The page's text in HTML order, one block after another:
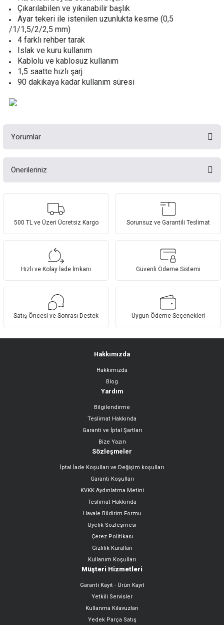
Çıkarılabilen ve yıkanabilir başlık
Ayar tekeri ile istenilen uzunlukta kesme (0,5
/1/1,5/2/2,5 mm)
4 farklı rehber tarak
Islak ve kuru kullanım
Kablolu ve kablosuz kullanım
1,5 saatte hızlı şarj
90 dakikaya kadar kullanım süresi
Yorumlar
berber dükkani
sessiz çalışma kesimde takılma hiç yok tarak ayarlarına alışmak lazım
alınabilecek bir alet
U... Y... | 02/04/2023
Yorum Yaz
Önerileriniz
Bu ürünün fiyat bilgisi, resim, ürün açıklamalarında ve diğer konularda
yetersiz gördüğünüz noktaları öneri formunu kullanarak tarafımıza
Görüş ve önerileriniz için teşekkür ederiz.
Ürün resmi kalitesiz, bozuk veya görüntülenemiyor.
Ürün açıklamasında eksik bilgiler bulunuyor.
Bu ürüne benzer farklı alternatifler olmalı.
Gönder
500 TL ve Üzeri Ücretsiz Kargo Sorunsuz ve Garantili Teslimat
Hızlı ve Kolay İade İmkanı Güvenli Ödeme Sistemi
Satış Öncesi ve Sonrası Destek Uygun Ödeme Seçenekleri
Hakkımızda
Hakkımızda
Blog
Yardım
Bilgilendirme
Teslimat Hakkında
Garanti ve İptal Şartları
Bize Yazın
Sözleşmeler
İptal İade Koşulları ve Değişim koşulları
Garanti Koşulları
KVKK Aydınlatma Metini
Teslimat Hakkında
Havale Bildirim Formu
Üyelik Sözleşmesi
Çerez Politikası
Gizlilik Kuralları
Kullanım Koşulları
Müşteri Hizmetleri
Garanti Kayıt - Ürün Kayıt
Yetkili Servisler
Kullanma Kılavuzları
Yedek Parça Satış